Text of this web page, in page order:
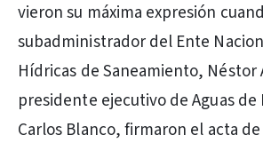
vieron su máxima expresión
subadministrador del Ente
Hídricas de Saneamiento, Néstor
presidente ejecutivo de Aguas de
Carlos Blanco, firmaron el acta